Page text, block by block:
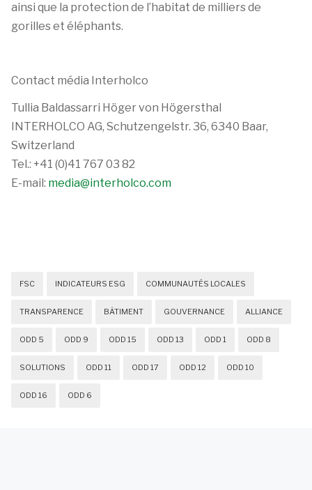
ainsi que la protection de l’habitat de milliers de
gorilles et éléphants.
Contact média Interholco
Tullia Baldassarri Höger von Högersthal
INTERHOLCO AG, Schutzengelstr. 36, 6340 Baar,
Switzerland
Tel.: +41 (0)41 767 03 82
E-mail: media@interholco.com
FSC INDICATEURS ESG COMMUNAUTÉS LOCALES
TRANSPARENCE BÂTIMENT GOUVERNANCE ALLIANCE
ODD 5 ODD 9 ODD 15 ODD 13 ODD 1 ODD 8
SOLUTIONS ODD 11 ODD 17 ODD 12 ODD 10
ODD 16 ODD 6